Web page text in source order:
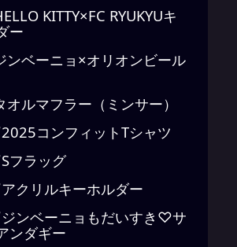
KITTY×FC RYUKYUキ
ー
ベーニョ×オリオンビール
ルマフラー（ミンサー）
コンフィットTシャツ
フラッグ
クリルキーホルダー
ンベーニョもだいすき♡サ
ンダギー